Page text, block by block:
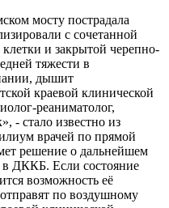
мосту пострадала
с сочетанной
и закрытой черепно-
тяжести в
дышит
краевой клинической
реаниматолог,
- стало известно из
врачей по прямой
решение о дальнейшем
ДККБ. Если состояние
возможность её
по воздушному